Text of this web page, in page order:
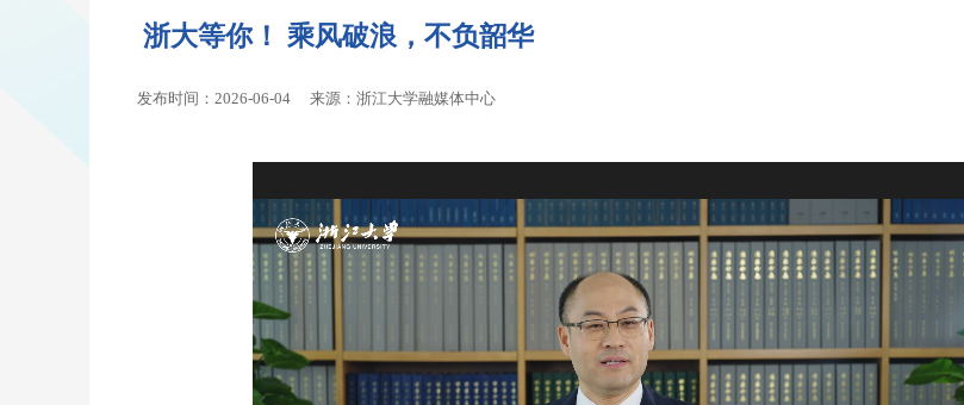
浙大等你！ 乘风破浪，不负韶华
发布时间：2026-06-04 来源：浙江大学融媒体中心